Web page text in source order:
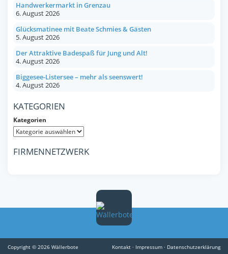
Handwerkermarkt in Grenzau
6. August 2026
Glücksmatinee mit Beate Schmies & Gästen
5. August 2026
Der Attraktive Badespaß für Jung und Alt!
4. August 2026
Biggesee-Listersee – mehr als seenswert!
4. August 2026
KATEGORIEN
Kategorien
FIRMENNETZWERK
Copyright © 2026 Wällerbote Kontakt · Impressum · Datenschutzerklärung